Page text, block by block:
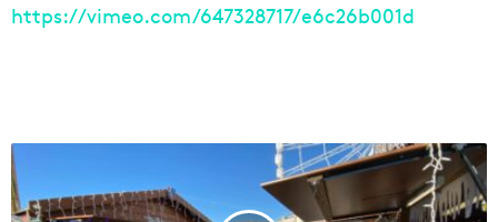
https://vimeo.com/647328717/e6c26b001d
L
e
s